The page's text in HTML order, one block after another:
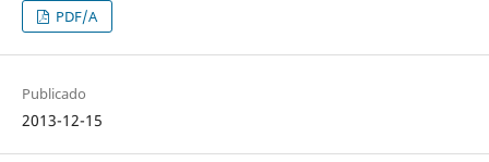
PDF/A
Publicado
2013-12-15